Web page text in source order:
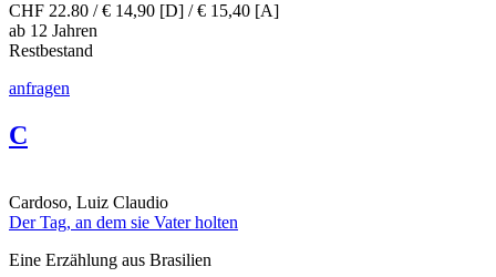
CHF 22.80 / € 14,90 [D] / € 15,40 [A]
ab 12 Jahren
Restbestand
anfragen
C
Cardoso, Luiz Claudio
Der Tag, an dem sie Vater holten
Eine Erzählung aus Brasilien